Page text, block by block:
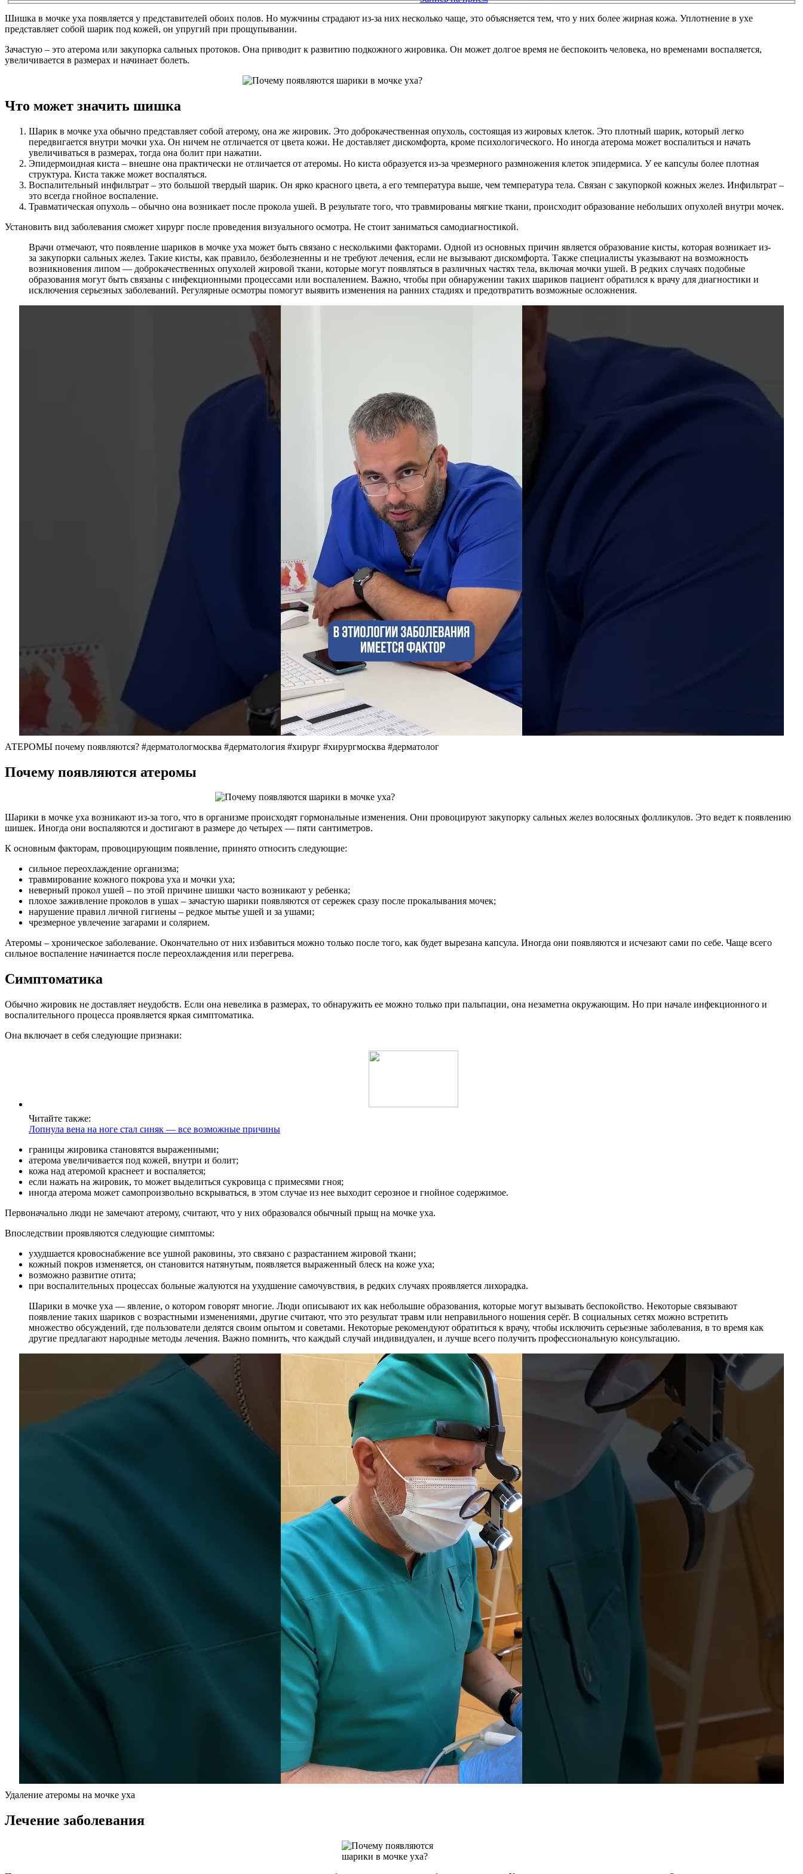
Шишка в мочке уха появляется у представителей обоих полов. Но мужчины страдают из-за них несколько чаще, это объясняется тем, что у них более жирная кожа. Уплотнение в ухе
представляет собой шарик под кожей, он упругий при прощупывании.
Зачастую – это атерома или закупорка сальных протоков. Она приводит к развитию подкожного жировика. Он может долгое время не беспокоить человека, но временами воспаляется,
увеличивается в размерах и начинает болеть.
Что может значить шишка
Шарик в мочке уха обычно представляет собой атерому, она же жировик. Это доброкачественная опухоль, состоящая из жировых клеток. Это плотный шарик, который легко
передвигается внутри мочки уха. Он ничем не отличается от цвета кожи. Не доставляет дискомфорта, кроме психологического. Но иногда атерома может воспалиться и начать
увеличиваться в размерах, тогда она болит при нажатии.
Эпидермоидная киста – внешне она практически не отличается от атеромы. Но киста образуется из-за чрезмерного размножения клеток эпидермиса. У ее капсулы более плотная
структура. Киста также может воспаляться.
Воспалительный инфильтрат – это большой твердый шарик. Он ярко красного цвета, а его температура выше, чем температура тела. Связан с закупоркой кожных желез. Инфильтрат –
это всегда гнойное воспаление.
Травматическая опухоль – обычно она возникает после прокола ушей. В результате того, что травмированы мягкие ткани, происходит образование небольших опухолей внутри мочек.
Установить вид заболевания сможет хирург после проведения визуального осмотра. Не стоит заниматься самодиагностикой.
Врачи отмечают, что появление шариков в мочке уха может быть связано с несколькими факторами. Одной из основных причин является образование кисты, которая возникает из-
за закупорки сальных желез. Такие кисты, как правило, безболезненны и не требуют лечения, если не вызывают дискомфорта. Также специалисты указывают на возможность
возникновения липом — доброкачественных опухолей жировой ткани, которые могут появляться в различных частях тела, включая мочки ушей. В редких случаях подобные
образования могут быть связаны с инфекционными процессами или воспалением. Важно, чтобы при обнаружении таких шариков пациент обратился к врачу для диагностики и
исключения серьезных заболеваний. Регулярные осмотры помогут выявить изменения на ранних стадиях и предотвратить возможные осложнения.
АТЕРОМЫ почему появляются? #дерматологмосква #дерматология #хирург #хирургмосква #дерматолог
Почему появляются атеромы
Шарики в мочке уха возникают из-за того, что в организме происходят гормональные изменения. Они провоцируют закупорку сальных желез волосяных фолликулов. Это ведет к появлению
шишек. Иногда они воспаляются и достигают в размере до четырех — пяти сантиметров.
К основным факторам, провоцирующим появление, принято относить следующие:
сильное переохлаждение организма;
травмирование кожного покрова уха и мочки уха;
неверный прокол ушей – по этой причине шишки часто возникают у ребенка;
плохое заживление проколов в ушах – зачастую шарики появляются от сережек сразу после прокалывания мочек;
нарушение правил личной гигиены – редкое мытье ушей и за ушами;
чрезмерное увлечение загарами и солярием.
Атеромы – хроническое заболевание. Окончательно от них избавиться можно только после того, как будет вырезана капсула. Иногда они появляются и исчезают сами по себе. Чаще всего
сильное воспаление начинается после переохлаждения или перегрева.
Симптоматика
Обычно жировик не доставляет неудобств. Если она невелика в размерах, то обнаружить ее можно только при пальпации, она незаметна окружающим. Но при начале инфекционного и
воспалительного процесса проявляется яркая симптоматика.
Она включает в себя следующие признаки:
Читайте также:
Лопнула вена на ноге стал синяк — все возможные причины
границы жировика становятся выраженными;
атерома увеличивается под кожей, внутри и болит;
кожа над атеромой краснеет и воспаляется;
если нажать на жировик, то может выделиться сукровица с примесями гноя;
иногда атерома может самопроизвольно вскрываться, в этом случае из нее выходит серозное и гнойное содержимое.
Первоначально люди не замечают атерому, считают, что у них образовался обычный прыщ на мочке уха.
Впоследствии проявляются следующие симптомы:
ухудшается кровоснабжение все ушной раковины, это связано с разрастанием жировой ткани;
кожный покров изменяется, он становится натянутым, появляется выраженный блеск на коже уха;
возможно развитие отита;
при воспалительных процессах больные жалуются на ухудшение самочувствия, в редких случаях проявляется лихорадка.
Шарики в мочке уха — явление, о котором говорят многие. Люди описывают их как небольшие образования, которые могут вызывать беспокойство. Некоторые связывают
появление таких шариков с возрастными изменениями, другие считают, что это результат травм или неправильного ношения серёг. В социальных сетях можно встретить
множество обсуждений, где пользователи делятся своим опытом и советами. Некоторые рекомендуют обратиться к врачу, чтобы исключить серьезные заболевания, в то время как
другие предлагают народные методы лечения. Важно помнить, что каждый случай индивидуален, и лучше всего получить профессиональную консультацию.
Удаление атеромы на мочке уха
Лечение заболевания